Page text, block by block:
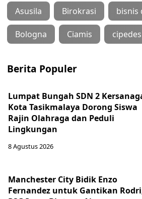
Asusila Birokrasi bisnis
Bologna Ciamis cipedes
Berita Populer
Lumpat Bungah SDN 2
Kota Tasikmalaya Dorong Siswa
Rajin Olahraga dan Peduli
Lingkungan
8 Agustus 2026
Manchester City Bidik Enzo
Fernandez untuk Gantikan